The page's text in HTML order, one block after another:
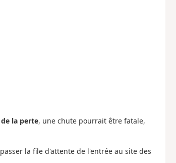
la perte, une chute pourrait être fatale,
la file d'attente de l'entrée au site des